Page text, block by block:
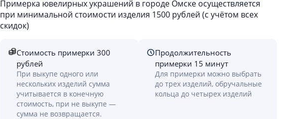
Примерка ювелирных украшений в городе Омске осуществляется
при минимальной стоимости изделия 1500 рублей (с учётом всех
скидок)
Стоимость примерки 300
рублей
При выкупе одного или
нескольких изделий сумма
учитывается в конечную
стоимость, при не выкупе —
сумма не возвращается.
Продолжительность
примерки 15 минут
Для примерки можно выбрать
до трех изделий, обручальные
кольца до четырех изделий